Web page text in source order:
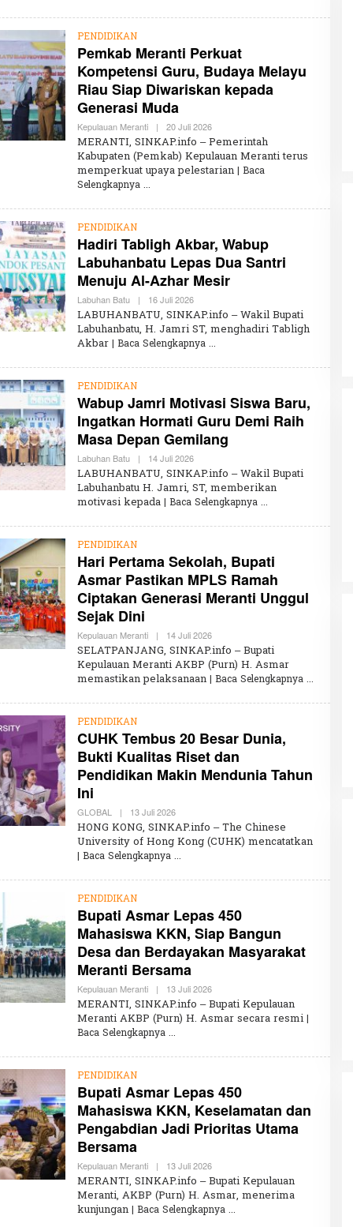
N
N
I
S
A
PENDIDIKAN
Pemkab Meranti Perkuat
Kompetensi Guru, Budaya Melayu
Riau Siap Diwariskan kepada
Generasi Muda
Kepulauan Meranti | 20 Juli 2026O
L
E
H
K
N
S
A
MERANTI, SINKAP.info – Pemerintah
Kabupaten (Pemkab) Kepulauan Meranti terus
memperkuat upaya pelestarian | Baca
Selengkapnya
PENDIDIKAN
Hadiri Tabligh Akbar, Wabup
Labuhanbatu Lepas Dua Santri
Menuju Al-Azhar Mesir
Labuhan Batu | 16 Juli 2026O
E
H
K
A
U
N
N
S
LABUHANBATU, SINKAP.info – Wakil Bupati
Labuhanbatu, H. Jamri ST, menghadiri Tabligh
Akbar | Baca Selengkapnya
PENDIDIKAN
Wabup Jamri Motivasi Siswa Baru,
Ingatkan Hormati Guru Demi Raih
Masa Depan Gemilang
Labuhan Batu | 14 Juli 2026O
E
H
K
A
U
N
N
S
LABUHANBATU, SINKAP.info – Wakil Bupati
Labuhanbatu H. Jamri, ST, memberikan
motivasi kepada | Baca Selengkapnya
PENDIDIKAN
Hari Pertama Sekolah, Bupati
Asmar Pastikan MPLS Ramah
Ciptakan Generasi Meranti Unggul
Sejak Dini
Kepulauan Meranti | 14 Juli 2026O
L
E
H
K
A
U
N
N
I
S
SELATPANJANG, SINKAP.info – Bupati
Kepulauan Meranti AKBP (Purn) H. Asmar
memastikan pelaksanaan | Baca Selengkapnya
PENDIDIKAN
CUHK Tembus 20 Besar Dunia,
Bukti Kualitas Riset dan
Pendidikan Makin Mendunia Tahun
Ini
GLOBAL | 13 Juli 2026O
E
H
K
A
U
N
N
I
S
A
HONG KONG, SINKAP.info – The Chinese
University of Hong Kong (CUHK) mencatatkan
| Baca Selengkapnya
PENDIDIKAN
Bupati Asmar Lepas 450
Mahasiswa KKN, Siap Bangun
Desa dan Berdayakan Masyarakat
Meranti Bersama
Kepulauan Meranti | 13 Juli 2026O
L
E
H
A
U
N
N
I
S
MERANTI, SINKAP.info – Bupati Kepulauan
Meranti AKBP (Purn) H. Asmar secara resmi |
Baca Selengkapnya
PENDIDIKAN
Bupati Asmar Lepas 450
Mahasiswa KKN, Keselamatan dan
Pengabdian Jadi Prioritas Utama
Bersama
Kepulauan Meranti | 13 Juli 2026O
L
E
H
K
MERANTI, SINKAP.info – Bupati Kepulauan
Meranti, AKBP (Purn) H. Asmar, menerima
kunjungan | Baca Selengkapnya
Partisipasi Pemuda dalam
Pelayanan Sukarela Internasional
Diadakan di Nanjing
Di GLOBAL, VIDEO | 18 Januari 2024